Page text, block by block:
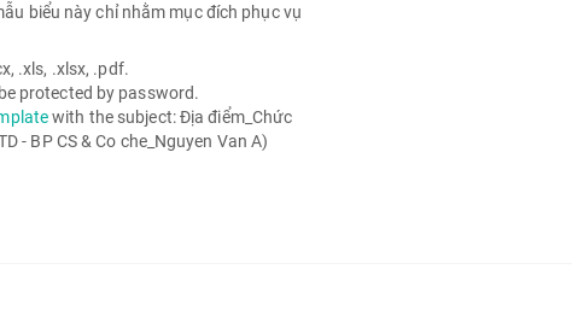
biểu này chỉ nhằm mục đích phục vụ
.xls, .xlsx, .pdf.
protected by password.
with the subject: Địa điểm_Chức
- BP CS & Co che_Nguyen Van A)